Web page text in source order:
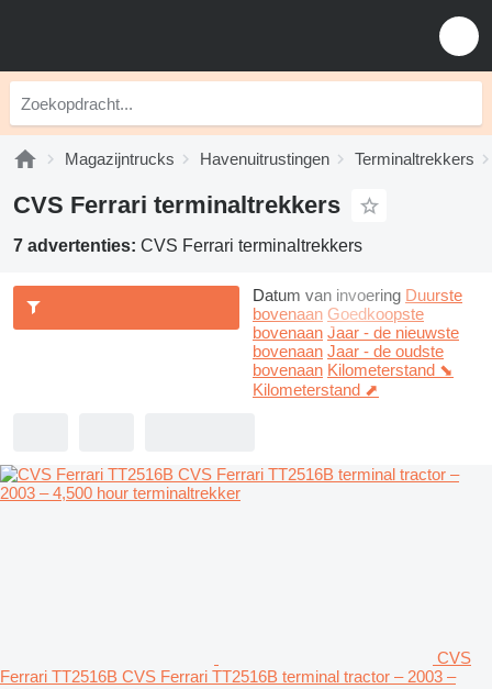
Magazijntrucks Havenuitrustingen Terminaltrekkers
CVS Ferrari terminaltrekkers
7 advertenties: CVS Ferrari terminaltrekkers
Datum van invoering Duurste
bovenaan Goedkoopste
bovenaan Jaar - de nieuwste
bovenaan Jaar - de oudste
bovenaan Kilometerstand ⬊
Kilometerstand ⬈
CVS
Ferrari TT2516B CVS Ferrari TT2516B terminal tractor – 2003 –